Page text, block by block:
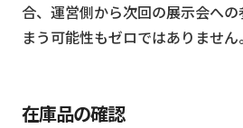
合、運営側から次回の展示会へ
まう可能性もゼロではありません。
在庫品の確認